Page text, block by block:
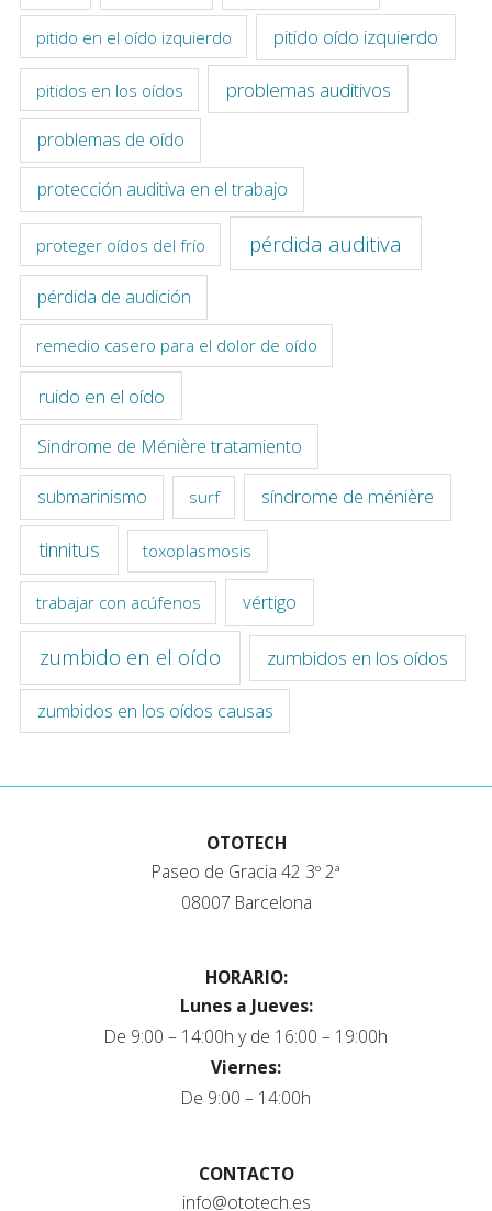
pitido en el oído izquierdo pitido oído izquierdo
pitidos en los oídos problemas auditivos
problemas de oído
protección auditiva en el trabajo
proteger oídos del frío pérdida auditiva
pérdida de audición
remedio casero para el dolor de oído
ruido en el oído
Sindrome de Ménière tratamiento
submarinismo surf síndrome de ménière
tinnitus toxoplasmosis
trabajar con acúfenos vértigo
zumbido en el oído zumbidos en los oídos
zumbidos en los oídos causas
OTOTECH
Paseo de Gracia 42 3º 2ª
08007 Barcelona
HORARIO:
Lunes a Jueves:
De 9:00 – 14:00h y de 16:00 – 19:00h
Viernes:
De 9:00 – 14:00h
CONTACTO
info@ototech.es